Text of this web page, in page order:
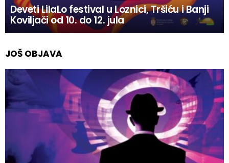
Deveti LilaLo festival u Loznici, Tršiću i Banji
Koviljači od 10. do 12. jula
JOŠ OBJAVA